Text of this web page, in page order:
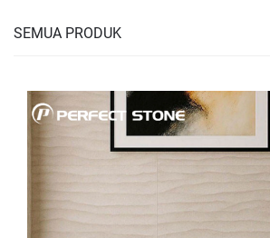
SEMUA PRODUK